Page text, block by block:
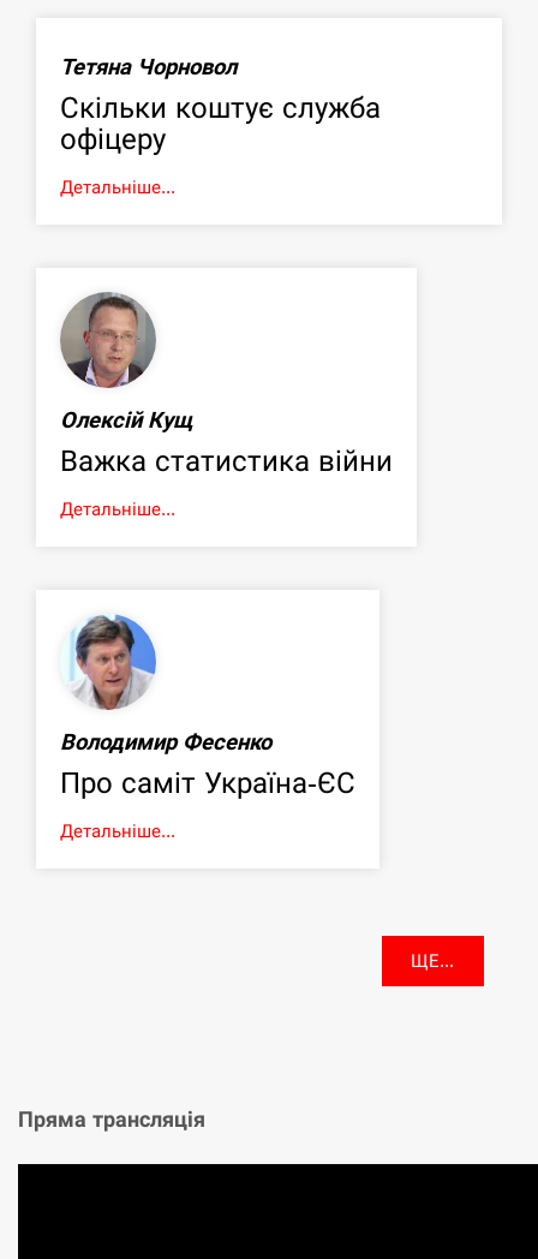
Тетяна Чорновол
Скільки коштує служба
офіцеру
Детальніше...
Олексій Кущ
Важка статистика війни
Детальніше...
Володимир Фесенко
Про саміт Україна-ЄС
Детальніше...
ЩЕ...
Пряма трансляція